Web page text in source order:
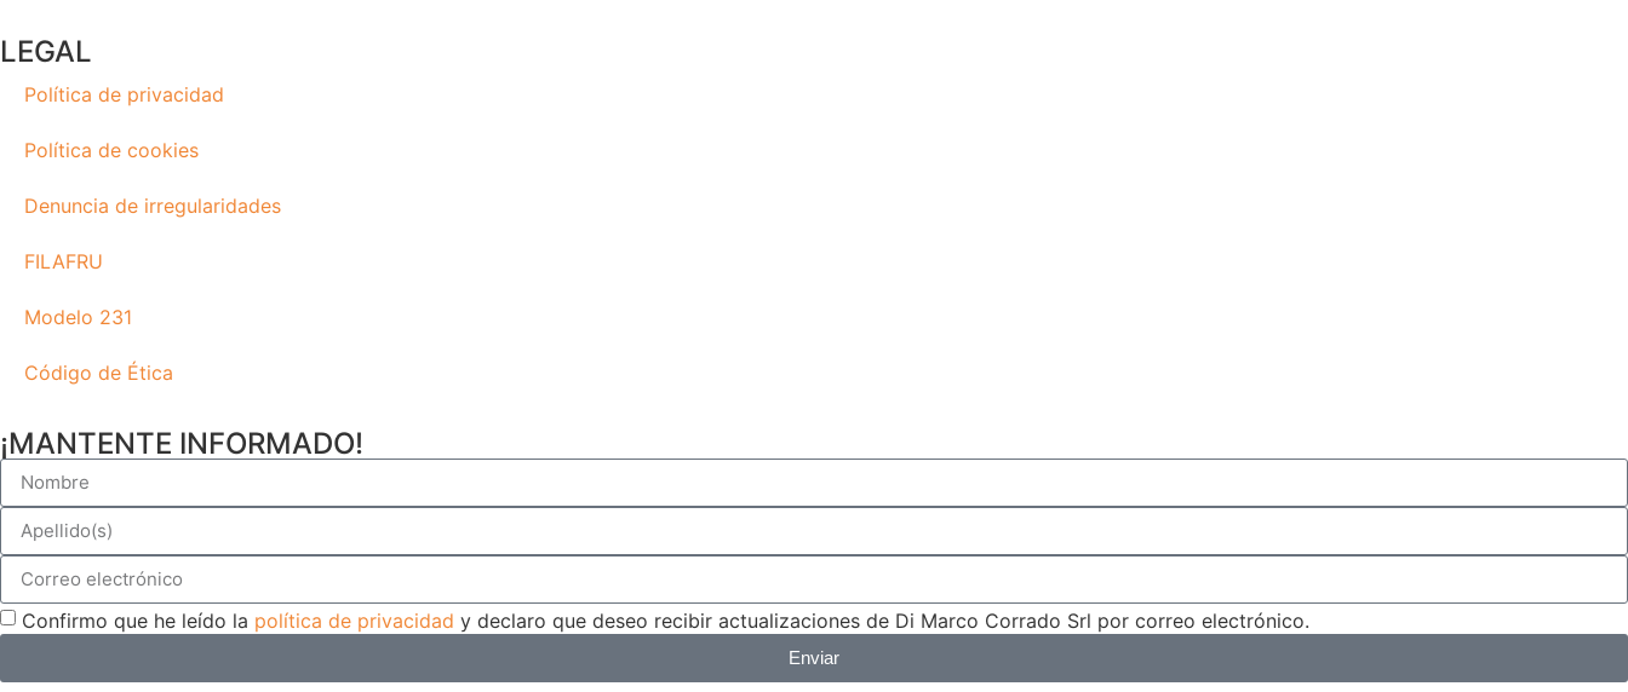
LEGAL
Política de privacidad
Política de cookies
Denuncia de irregularidades
FILAFRU
Modelo 231
Código de Ética
¡MANTENTE INFORMADO!
Confirmo que he leído la política de privacidad y declaro que deseo recibir actualizaciones de Di Marco Corrado Srl por correo electrónico.
Enviar